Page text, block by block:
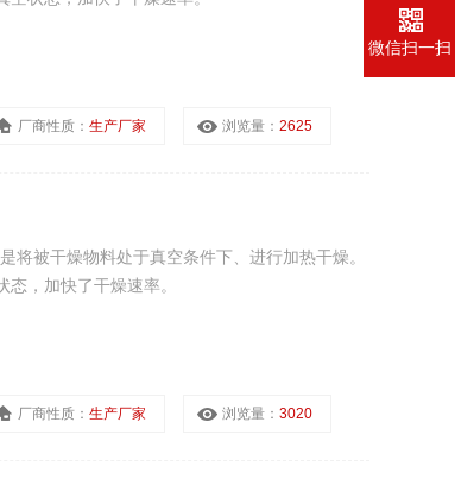
厂商性质： 生产厂家 浏览量： 2625
将被干燥物料处于真空条件下、进行加热干燥。
，加快了干燥速率。
厂商性质： 生产厂家 浏览量： 3020
微信扫一扫